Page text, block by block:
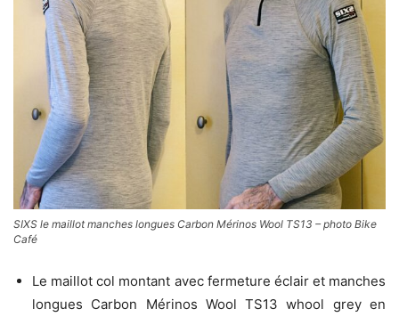
SIXS le maillot manches longues Carbon Mérinos Wool TS13 – photo Bike
Café
Le maillot col montant avec fermeture éclair et manches
longues Carbon Mérinos Wool TS13 whool grey en